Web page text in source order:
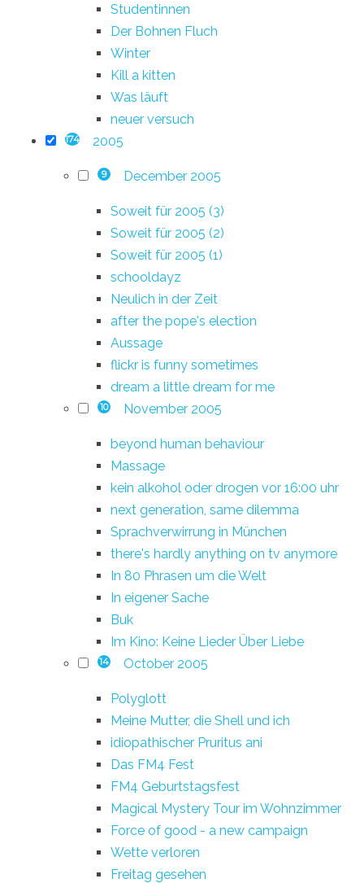
Studentinnen
Der Bohnen Fluch
Winter
Kill a kitten
Was läuft
neuer versuch
174 2005
9 December 2005
Soweit für 2005 (3)
Soweit für 2005 (2)
Soweit für 2005 (1)
schooldayz
Neulich in der Zeit
after the pope's election
Aussage
flickr is funny sometimes
dream a little dream for me
10 November 2005
beyond human behaviour
Massage
kein alkohol oder drogen vor 16:00 uhr
next generation, same dilemma
Sprachverwirrung in München
there's hardly anything on tv anymore
In 80 Phrasen um die Welt
In eigener Sache
Buk
Im Kino: Keine Lieder Über Liebe
14 October 2005
Polyglott
Meine Mutter, die Shell und ich
idiopathischer Pruritus ani
Das FM4 Fest
FM4 Geburtstagsfest
Magical Mystery Tour im Wohnzimmer
Force of good - a new campaign
Wette verloren
Freitag gesehen